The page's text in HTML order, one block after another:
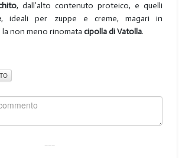
, dall’alto contenuto proteico, e quelli
, ideali per zuppe e creme, magari in
non meno rinomata cipolla di Vatolla.